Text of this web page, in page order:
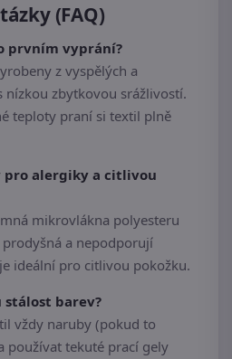
(FAQ)
prvním vyprání?
z vyspělých a
nízkou zbytkovou srážlivostí.
teploty praní si textil plně
pro alergiky a citlivou
mikrovlákna polyesteru
a nepodporují
ideální pro citlivou pokožku.
stálost barev?
vždy naruby (pokud to
používat tekuté prací gely